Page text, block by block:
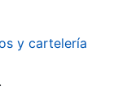
y cartelería